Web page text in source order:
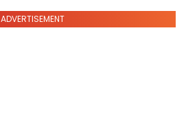
ADVERTISEMENT